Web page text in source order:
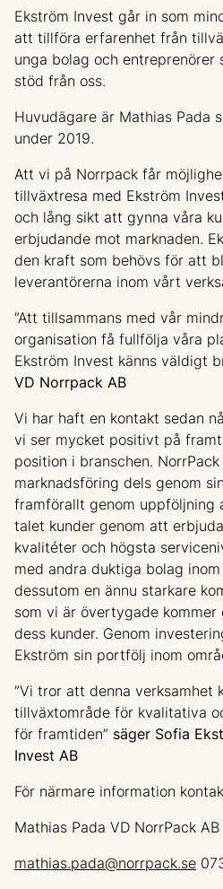
Ekström Invest går in som
att tillföra erfarenhet från
unga bolag och entreprenörer
stöd från oss.
Huvudägare är Mathias Pada
under 2019.
Att vi på Norrpack får
tillväxtresa med Ekström
och lång sikt att gynna våra
erbjudande mot marknaden.
den kraft som behövs för att
leverantörerna inom vårt
”Att tillsammans med vår
organisation få fullfölja våra
Ekström Invest känns väldigt
VD Norrpack AB
Vi har haft en kontakt sedan
vi ser mycket positivt på
position i branschen.
marknadsföring dels genom
framförallt genom uppföljning
talet kunder genom att
kvalitéter och högsta
med andra duktiga bolag
dessutom en ännu starkare
som vi är övertygade kommer
dess kunder. Genom
Ekström sin portfölj inom
”Vi tror att denna verksamhet
tillväxtområde för kvalitativa
för framtiden” säger Sofia
Invest AB
För närmare information
Mathias Pada VD NorrPack AB
mathias.pada@norrpack.se